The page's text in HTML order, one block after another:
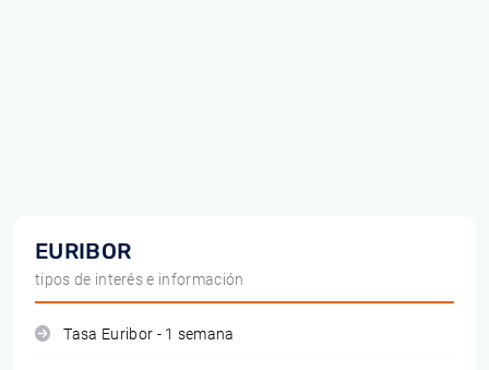
EURIBOR
tipos de interés e información
Tasa Euribor - 1 semana